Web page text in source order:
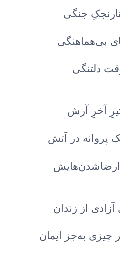
جنگی
بی‌هماهنگی
دلتنگی
آخرِ آرش
پروانه در آتش
از زندان
چیزی به‌جز ایمان